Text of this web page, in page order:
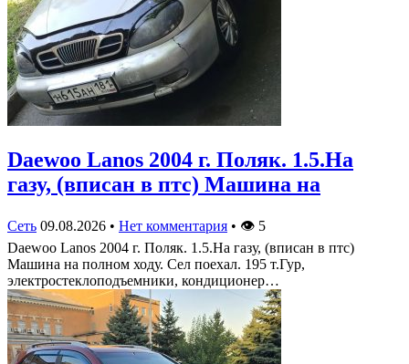
Daewoo Lanos 2004 г. Поляк. 1.5.На
газу, (вписан в птс) Машина на
Сеть 09.08.2026 • Нет комментария • 👁 5
Daewoo Lanos 2004 г. Поляк. 1.5.На газу, (вписан в птс)
Машина на полном ходу. Сел поехал. 195 т.Гур,
электростеклоподъемники, кондиционер…